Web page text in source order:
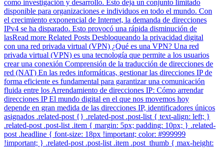
como investigación y desarrollo. Esto deja un conjunto limitado
disponible para organizaciones e individuos en todo el mundo. Con
el crecimiento exponencial de Internet, la demanda de direcciones
IPv4 se ha disparado. Esto provocó una rápida disminución de
lasRead more Related Posts Desbloqueando la privacidad digital
con una red privada virtual (VPN) ¿Qué es una VPN? Una red
privada virtual (VPN) es una tecnología que permite a los usuarios
crear una conexión Comprensión de la traducción de direcciones de
red (NAT) En las redes informáticas, gestionar las direcciones IP de
forma eficiente es fundamental para garantizar una comunicación
fluida entre los Arrendamiento de direcciones IP: Cómo arrendar
direcciones IP El mundo digital en el que nos movemos hoy
depende en gran medida de las direcciones IP, identificadores únicos
asignados .related-post {} .related-post .post-list { text-align: left; }
.related-post .post-list .item { margin: 5px; padding: 10px; } .related-
post .headline { font-size: 18px !important; color: #999999
!important; } .related-post .post-list .item .post_thumb { max-height: